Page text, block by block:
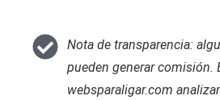
Nota de transparencia:
pueden generar comisión.
websparaligar.com